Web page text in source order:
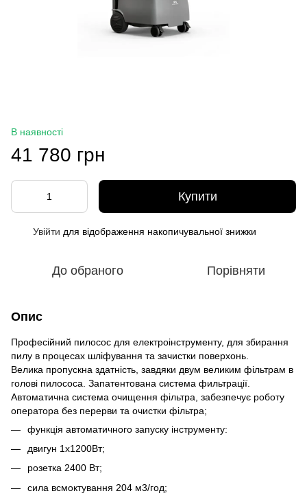
В наявності
41 780 грн
Купити
Увійти для відображення накопичувальної знижки
До обраного Порівняти
Опис
Професійний пилосос для електроінструменту, для збирання
пилу в процесах шліфування та зачистки поверхонь.
Велика пропускна здатність, завдяки двум великим фільтрам в
голові пилососа. Запатентована система фильтрації.
Автоматична система очищення фільтра, забезпечує роботу
оператора без перерви та очистки фільтра;
функція автоматичного запуску інструменту:
двигун 1х1200Вт;
розетка 2400 Вт;
сила всмоктування 204 м3/год;